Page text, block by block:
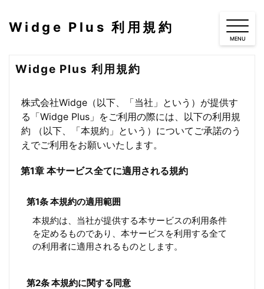
Widge Plus 利用規約
Widge Plus 利用規約
株式会社Widge（以下、「当社」という）が提供す
る「Widge Plus」をご利用の際には、以下の利用規
約 （以下、「本規約」という）についてご承諾のう
えでご利用をお願いいたします。
第1章 本サービス全てに適用される規約
第1条 本規約の適用範囲
本規約は、当社が提供する本サービスの利用条件
を定めるものであり、本サービスを利用する全て
の利用者に適用されるものとします。
第2条 本規約に関する同意